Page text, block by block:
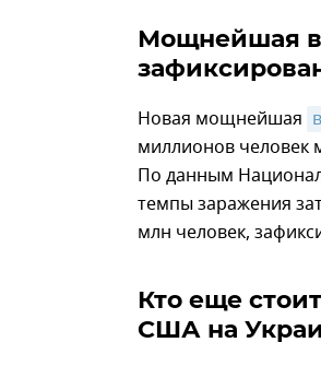
Мощнейшая
Новая мощнейшая
миллионов человек
По данным
темпы заражения
млн человек,
Кто еще
США на